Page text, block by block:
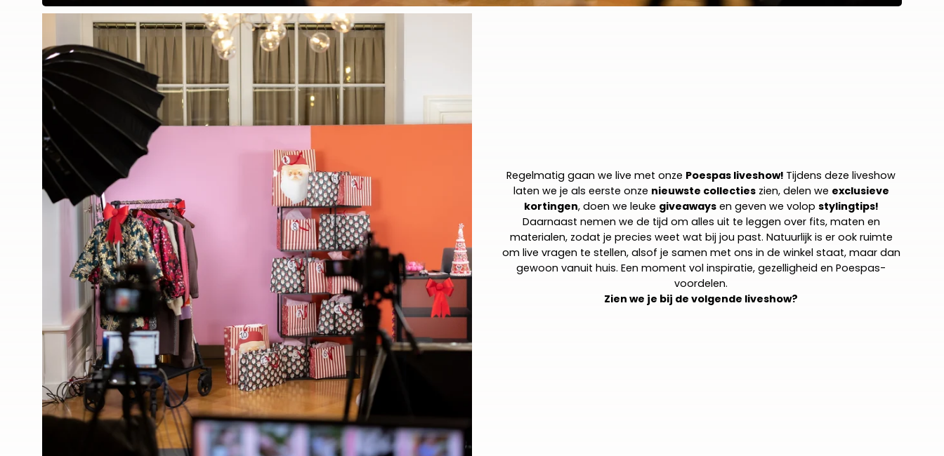
Regelmatig gaan we live met onze Poespas liveshow! Tijdens deze liveshow
laten we je als eerste onze nieuwste collectieszien, delen we exclusieve
kortingen, doen we leuke giveawaysen geven we volop stylingtips!
Daarnaast nemen we de tijd om alles uit te leggen over fits, maten en
materialen, zodat je precies weet wat bij jou past. Natuurlijk is er ook ruimte
om live vragen te stellen, alsof je samen met ons in de winkel staat, maar dan
gewoon vanuit huis. Een moment vol inspiratie, gezelligheid en Poespas-
voordelen.
Zien we je bij de volgende liveshow?